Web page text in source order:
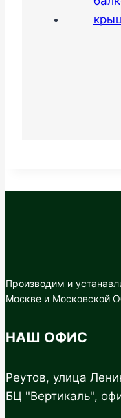
Производим и
Москве и Московской
НАШ ОФИС
Реутов, улица
БЦ "Вертикаль",